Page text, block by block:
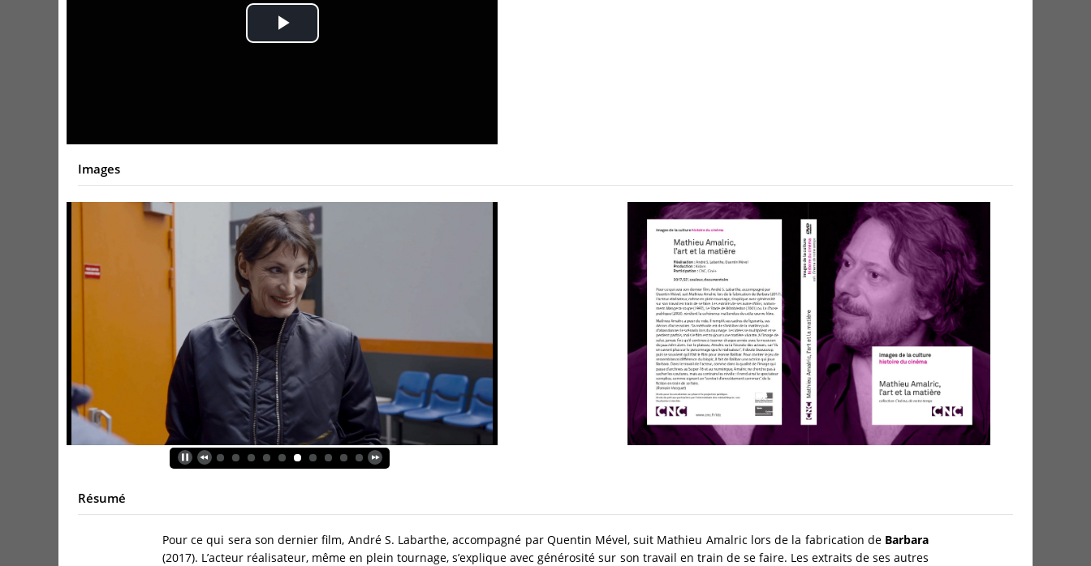
Play
Images
Résumé
Pour ce qui sera son dernier film, André S. Labarthe, accompagné par Quentin Mével, suit Mathieu Amalric lors de la fabrication de Barbara
(2017). L’acteur réalisateur, même en plein tournage, s’explique avec générosité sur son travail en train de se faire. Les extraits de ses autres